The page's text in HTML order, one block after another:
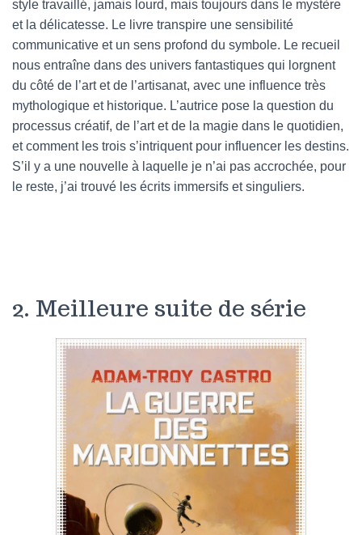
style travaillé, jamais lourd, mais toujours dans le mystère
et la délicatesse. Le livre transpire une sensibilité
communicative et un sens profond du symbole. Le recueil
nous entraîne dans des univers fantastiques qui lorgnent
du côté de l’art et de l’artisanat, avec une influence très
mythologique et historique. L’autrice pose la question du
processus créatif, de l’art et de la magie dans le quotidien,
et comment les trois s’intriquent pour influencer les destins.
S’il y a une nouvelle à laquelle je n’ai pas accrochée, pour
le reste, j’ai trouvé les écrits immersifs et singuliers.
2. Meilleure suite de série